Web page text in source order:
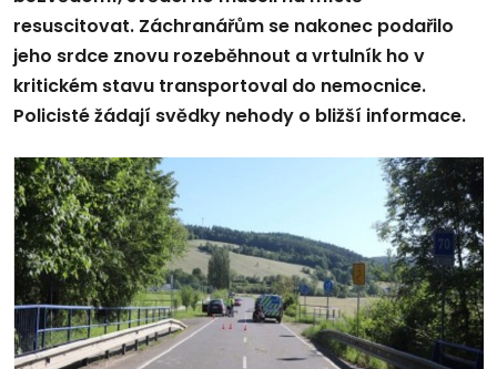
resuscitovat. Záchranářům se nakonec podařilo
jeho srdce znovu rozeběhnout a vrtulník ho v
kritickém stavu transportoval do nemocnice.
Policisté žádají svědky nehody o bližší informace.